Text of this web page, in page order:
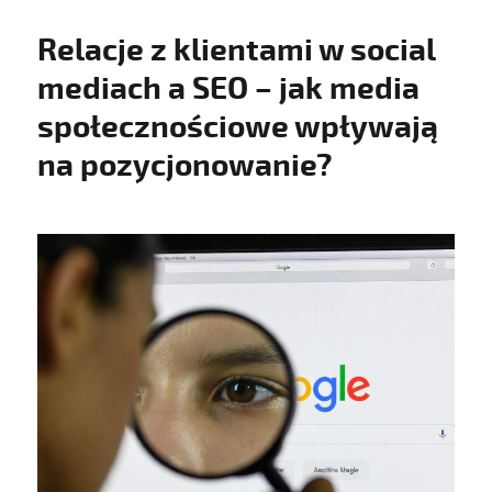
Relacje z klientami w social
mediach a SEO – jak media
społecznościowe wpływają
na pozycjonowanie?